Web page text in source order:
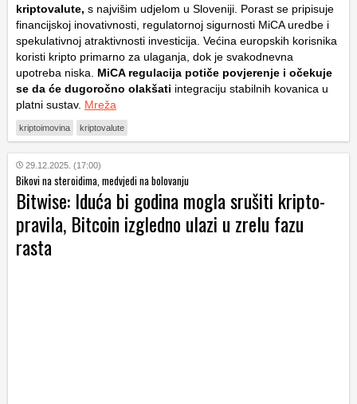
kriptovalute, s najvišim udjelom u Sloveniji. Porast se pripisuje
financijskoj inovativnosti, regulatornoj sigurnosti MiCA uredbe i
spekulativnoj atraktivnosti investicija. Većina europskih korisnika
koristi kripto primarno za ulaganja, dok je svakodnevna
upotreba niska.
MiCA regulacija potiče povjerenje i očekuje
se da će dugoročno olakšati integraciju stabilnih kovanica u
platni sustav. Mreža
kriptoimovina kriptovalute
29.12.2025. (17:00)
Bikovi na steroidima, medvjedi na bolovanju
Bitwise: Iduća bi godina mogla srušiti kripto-
pravila, Bitcoin izgledno ulazi u zrelu fazu
rasta